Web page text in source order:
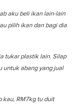
aku beli ikan lain-lain
pilih ikan dan bagi dia
tukar plastik lain. Silap
untuk abang yang jual
kau, RM7kg tu duit